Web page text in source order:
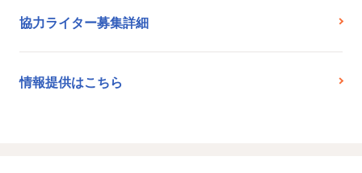
協力ライター募集詳細
情報提供はこちら